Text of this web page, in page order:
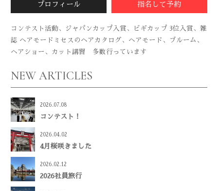
プロフィール 指名して予約
コンテスト活動、ジャパンカップ入賞、ビギカップ 3位入賞、雑
誌 ヘアモードミセスのヘアカタログ、ヘアモード、ブルーム、
ヘアショー、カット講習 多数行っています
NEW ARTICLES
2026.07.08
コンテスト！
2026.04.02
4月桜咲きました
2026.02.12
2026社員旅行